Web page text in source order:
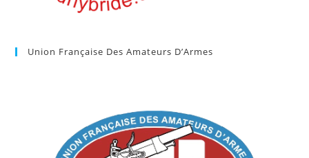
Union Française Des Amateurs D’Armes